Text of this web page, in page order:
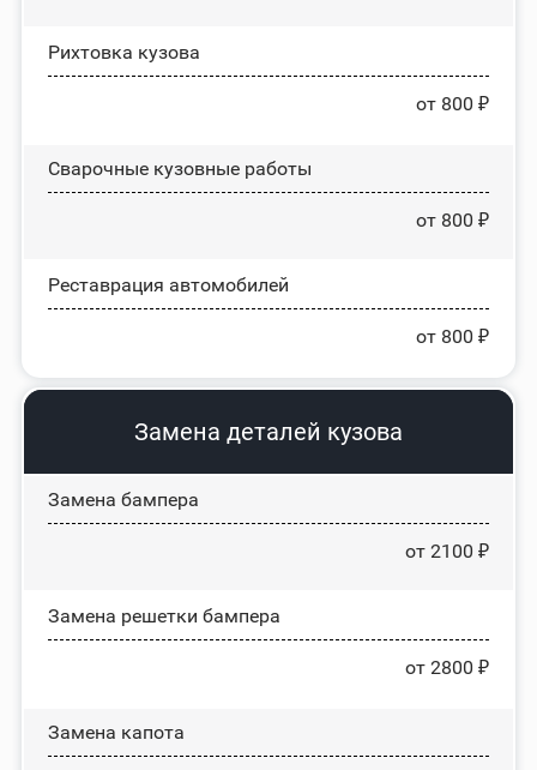
Рихтовка кузова
от 800 ₽
Сварочные кузовные работы
от 800 ₽
Реставрация автомобилей
от 800 ₽
Замена деталей кузова
Замена бампера
от 2100 ₽
Замена решетки бампера
от 2800 ₽
Замена капота